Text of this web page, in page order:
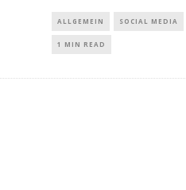
ALLGEMEIN SOCIAL MEDIA
1 MIN READ